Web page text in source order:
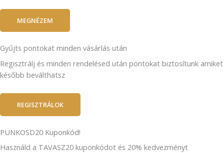
MEGNÉZEM
Gyűjts pontokat minden vásárlás után
Regisztrálj és minden rendelésed után pontokat biztosítunk amiket
később beválthatsz
REGISZTRÁLOK
PUNKOSD20 Kuponkód!
Használd a TAVASZ20 kuponkódot és 20% kedvezményt